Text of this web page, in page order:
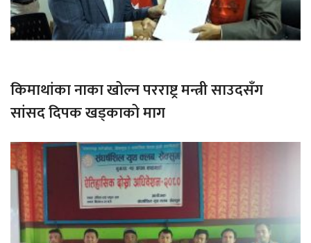
किमाथांका नाका खोल्न परराष्ट्र मन्त्री साउदसँग
सांसद दिपक खड्काको माग